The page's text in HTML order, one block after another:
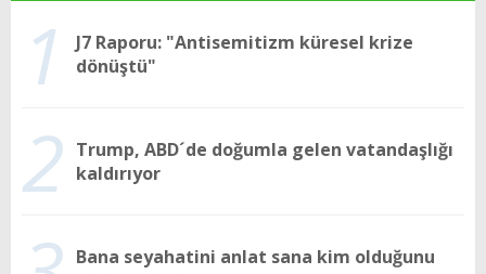
1
J7 Raporu: "Antisemitizm küresel krize
dönüştü"
2 Trump, ABD´de doğumla gelen vatandaşlığı
kaldırıyor
Bana seyahatini anlat sana kim olduğunu